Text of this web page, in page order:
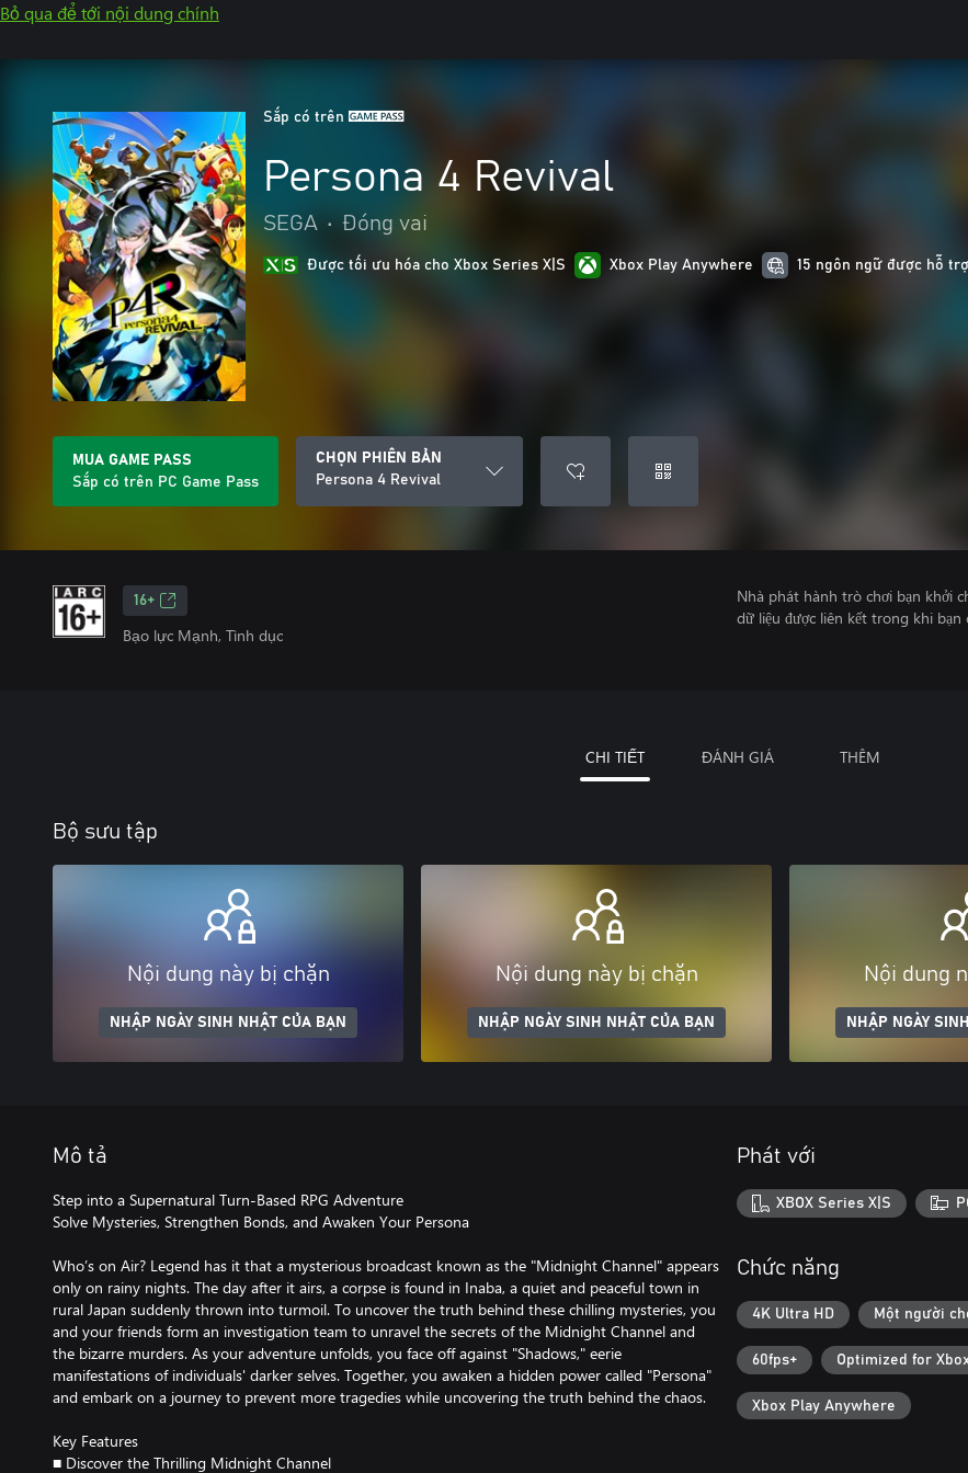
Bỏ qua để tới nội dung chính
Sắp có trên
Persona 4 Revival
SEGA • Đóng vai
Được tối ưu hóa cho Xbox Series X|S Xbox Play Anywhere 15 ngôn ngữ được hỗ trợ
MUA GAME PASS
Sắp có trên PC Game Pass
CHỌN PHIÊN BẢN
Persona 4 Revival
16+
Bạo lực Mạnh, Tình dục
Nhà phát hành trò chơi bạn khởi
dữ liệu được liên kết trong khi bạn
CHI TIẾT ĐÁNH GIÁ THÊM
Bộ sưu tập
Nội dung này bị chặn
NHẬP NGÀY SINH NHẬT CỦA BẠN
Nội dung này bị chặn
NHẬP NGÀY SINH NHẬT CỦA BẠN
Nội dung
NHẬP NGÀY
Mô tả
Step into a Supernatural Turn-Based RPG Adventure
Solve Mysteries, Strengthen Bonds, and Awaken Your Persona
Who’s on Air? Legend has it that a mysterious broadcast known as the "Midnight Channel" appears
only on rainy nights. The day after it airs, a corpse is found in Inaba, a quiet and peaceful town in
rural Japan suddenly thrown into turmoil. To uncover the truth behind these chilling mysteries, you
and your friends form an investigation team to unravel the secrets of the Midnight Channel and
the bizarre murders. As your adventure unfolds, you face off against "Shadows," eerie
manifestations of individuals' darker selves. Together, you awaken a hidden power called "Persona"
and embark on a journey to prevent more tragedies while uncovering the truth behind the chaos.
Key Features
■ Discover the Thrilling Midnight Channel
Phát với
XBOX Series X|S
Chức năng
4K Ultra HD Một người
60fps+ Optimized for
Xbox Play Anywhere